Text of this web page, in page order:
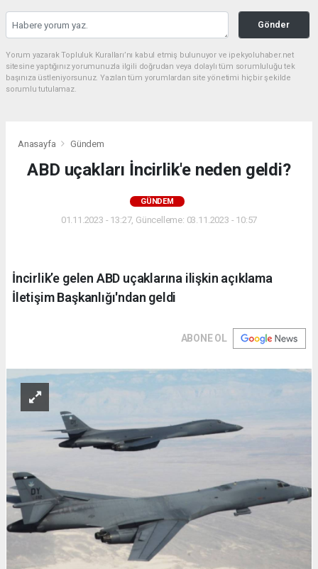
Gönder
Yorum yazarak Topluluk Kuralları’nı kabul etmiş bulunuyor ve ipekyoluhaber.net
sitesine yaptığınız yorumunuzla ilgili doğrudan veya dolaylı tüm sorumluluğu tek
başınıza üstleniyorsunuz. Yazılan tüm yorumlardan site yönetimi hiçbir şekilde
sorumlu tutulamaz.
Anasayfa Gündem
ABD uçakları İncirlik'e neden geldi?
GÜNDEM
01.11.2023 - 13:27, Güncelleme: 03.11.2023 - 10:57
İncirlik’e gelen ABD uçaklarına ilişkin açıklama
İletişim Başkanlığı'ndan geldi
ABONE OL